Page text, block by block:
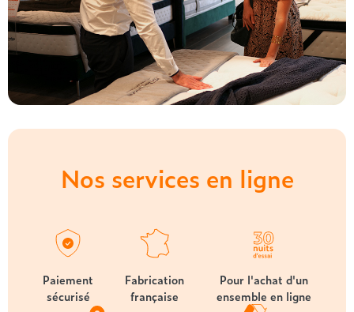
Nos services en ligne
Paiement
sécurisé
Fabrication
française
Pour l'achat d'un
ensemble en ligne